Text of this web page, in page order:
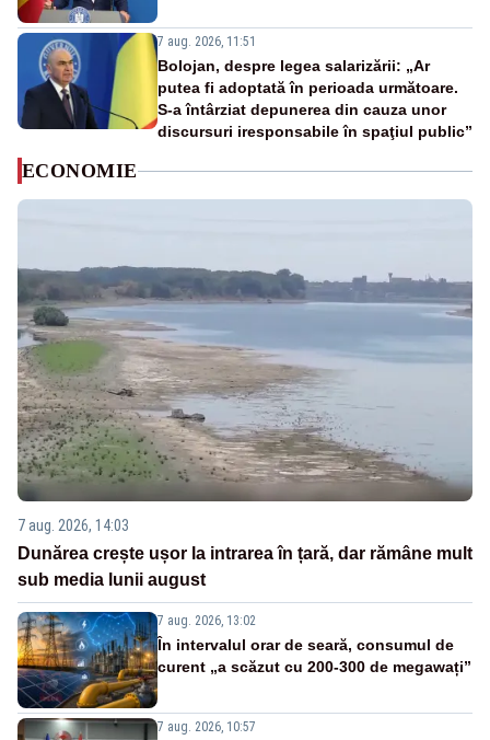
7 aug. 2026, 11:51
Bolojan, despre legea salarizării: „Ar
putea fi adoptată în perioada următoare.
S-a întârziat depunerea din cauza unor
discursuri iresponsabile în spaţiul public”
ECONOMIE
7 aug. 2026, 14:03
Dunărea crește ușor la intrarea în țară, dar rămâne mult
sub media lunii august
7 aug. 2026, 13:02
În intervalul orar de seară, consumul de
curent „a scăzut cu 200-300 de megawați”
7 aug. 2026, 10:57